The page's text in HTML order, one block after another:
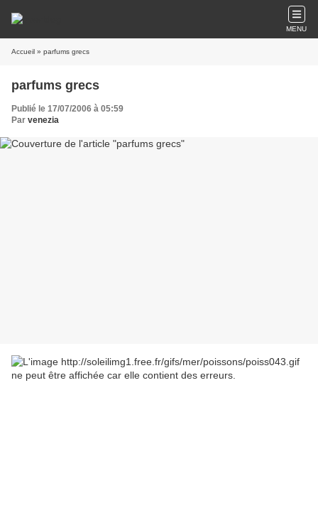
MENU
Accueil » parfums grecs
parfums grecs
Publié le 17/07/2006 à 05:59
Par venezia